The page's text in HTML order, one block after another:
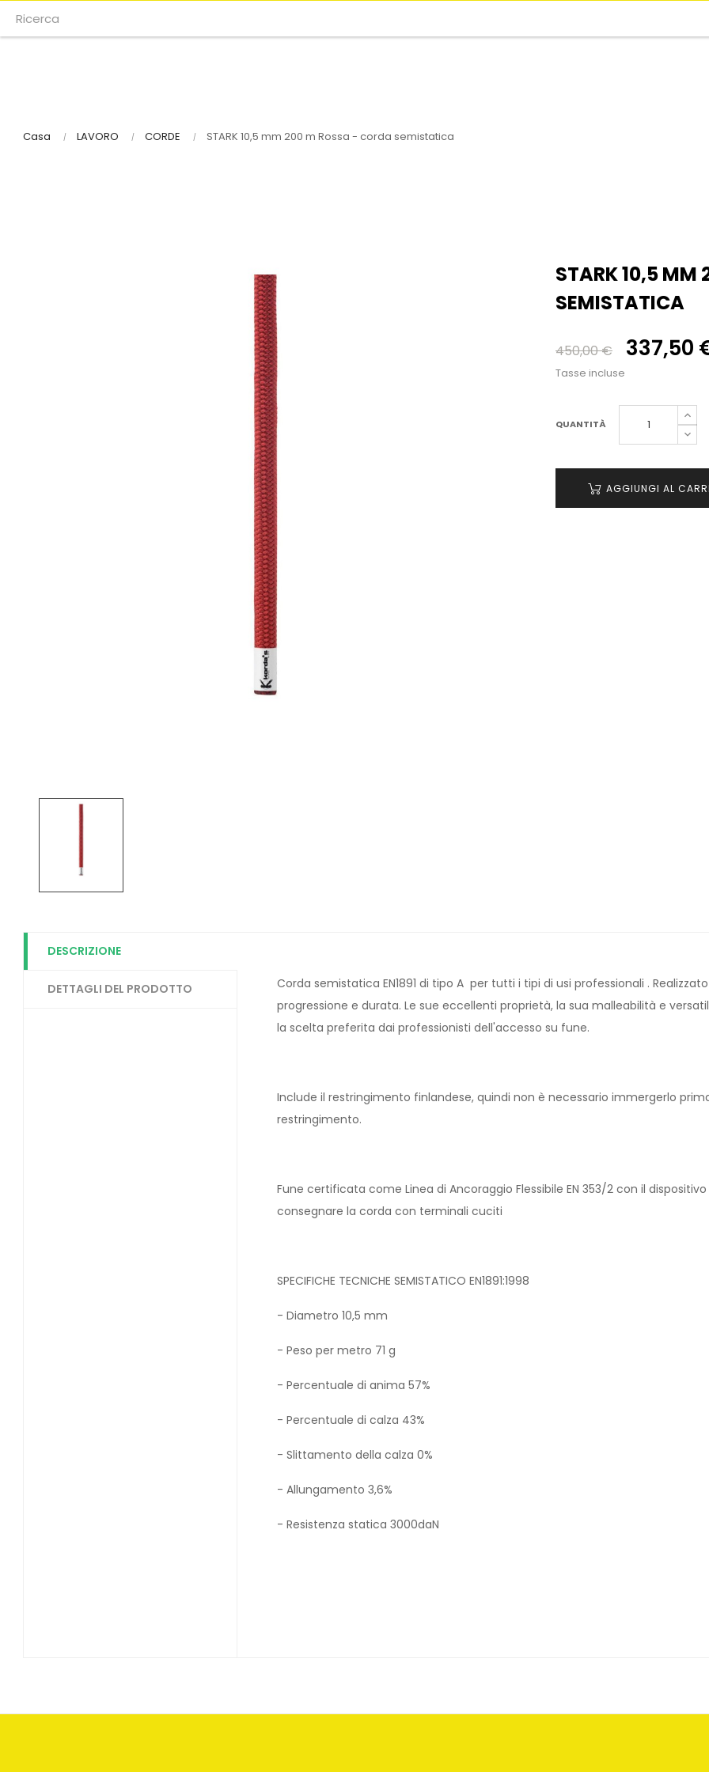
Casa LAVORO CORDE STARK 10,5 mm 200 m Rossa - corda semistatica
STARK 10,5 MM
SEMISTATICA
450,00 € 337,50
Tasse incluse
QUANTITÀ
AGGIUNGI AL
DESCRIZIONE
DETTAGLI DEL PRODOTTO
Corda semistatica EN1891 di tipo A per tutti i tipi di usi professionali .
progressione e durata. Le sue eccellenti proprietà, la sua malleabilità e
la scelta preferita dai professionisti dell'accesso su fune.
Include il restringimento finlandese, quindi non è necessario immergerlo
restringimento.
Fune certificata come Linea di Ancoraggio Flessibile EN 353/2 con il
consegnare la corda con terminali cuciti
SPECIFICHE TECNICHE SEMISTATICO EN1891:1998
- Diametro 10,5 mm
- Peso per metro 71 g
- Percentuale di anima 57%
- Percentuale di calza 43%
- Slittamento della calza 0%
- Allungamento 3,6%
- Resistenza statica 3000daN